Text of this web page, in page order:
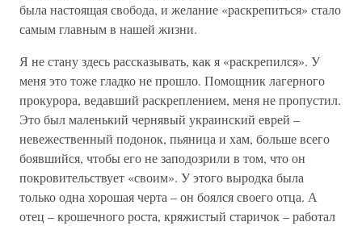
была настоящая свобода, и желание «раскрепиться» стало
самым главным в нашей жизни.
Я не стану здесь рассказывать, как я «раскрепился». У
меня это тоже гладко не прошло. Помощник лагерного
прокурора, ведавший раскреплением, меня не пропустил.
Это был маленький чернявый украинский еврей –
невежественный подонок, пьяница и хам, больше всего
боявшийся, чтобы его не заподозрили в том, что он
покровительствует «своим». У этого выродка была
только одна хорошая черта – он боялся своего отца. А
отец – крошечного роста, кряжистый старичок – работал